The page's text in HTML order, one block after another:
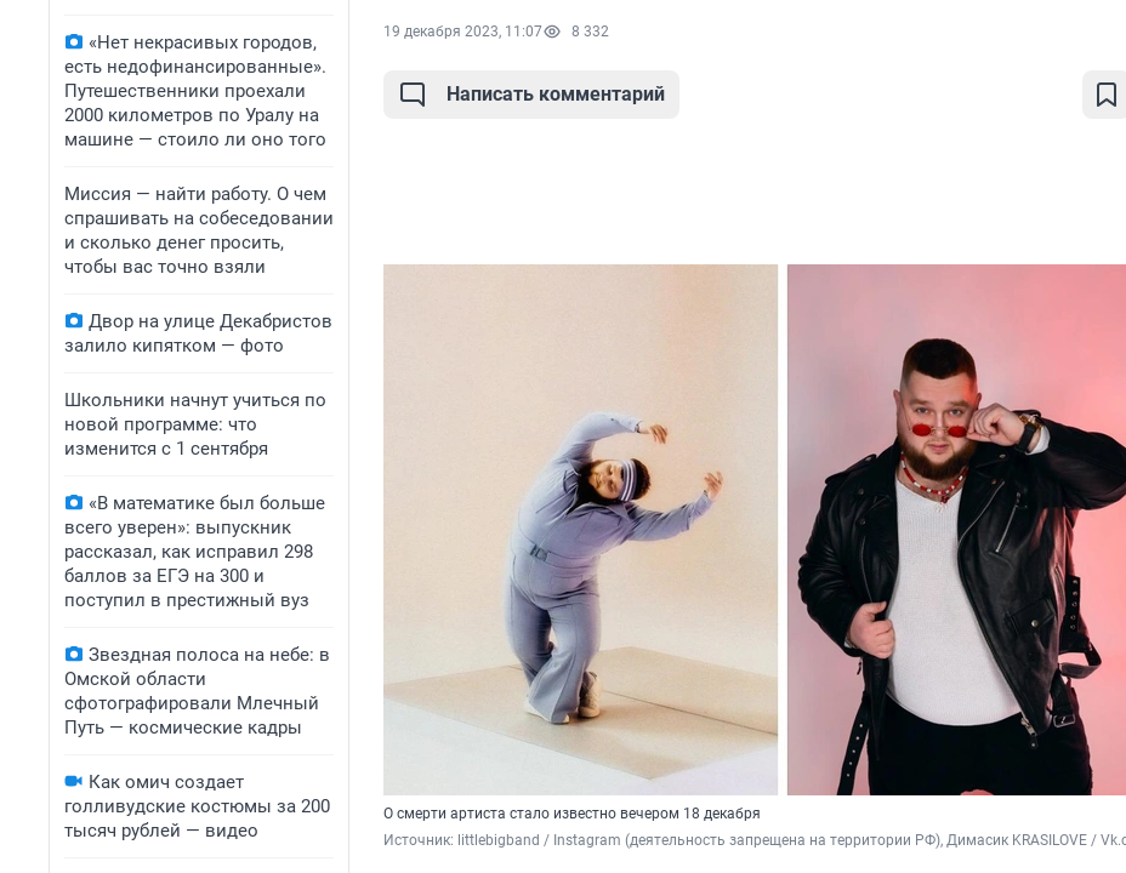
«Нет некрасивых городов,
есть недофинансированные».
Путешественники проехали
2000 километров по Уралу на
машине — стоило ли оно того
Миссия — найти работу. О чем
спрашивать на собеседовании
и сколько денег просить,
чтобы вас точно взяли
Двор на улице Декабристов
залило кипятком — фото
Школьники начнут учиться по
новой программе: что
изменится с 1 сентября
«В математике был больше
всего уверен»: выпускник
рассказал, как исправил 298
баллов за ЕГЭ на 300 и
поступил в престижный вуз
Звездная полоса на небе: в
Омской области
сфотографировали Млечный
Путь — космические кадры
Как омич создает
голливудские костюмы за 200
тысяч рублей — видео
19 декабря 2023, 11:07 8 332
Написать комментарий
О смерти артиста стало известно вечером 18 декабря
Источник: littlebigband / Instagram (деятельность запрещена на территории РФ), Димасик KRASILOVE /